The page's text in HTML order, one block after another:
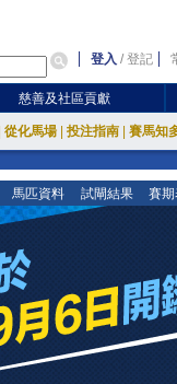
登入 /登記
慈善及社區貢獻
從化馬場 投注指南 賽馬知
馬匹資料 試閘結果 賽